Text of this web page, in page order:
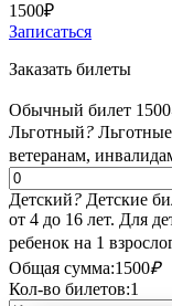
1500₽
Записаться
Заказать билеты
Обычный билет 1500
Льготный?
ветеранам,
Детский? Детские
от 4 до 16 лет. Для
ребенок на 1
Общая сумма:1500₽
Кол-во билетов:1